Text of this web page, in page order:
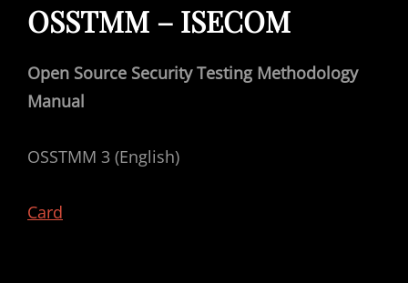
OSSTMM – ISECOM
Open Source Security Testing Methodology
Manual
OSSTMM 3 (English)
Card